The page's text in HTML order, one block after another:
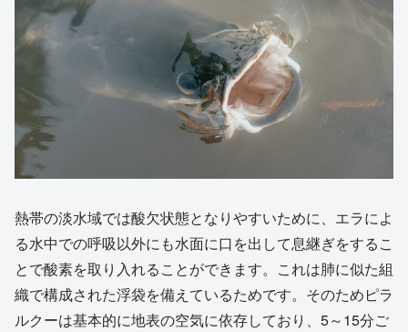
熱帯の淡水域では酸欠状態となりやすいために、エラによ
る水中での呼吸以外にも水面に口を出して息継ぎをするこ
とで酸素を取り入れることができます。これは肺に似た組
織で構成された浮袋を備えているためです。そのためピラ
ルクーは基本的に地表の空気に依存しており、5～15分ご